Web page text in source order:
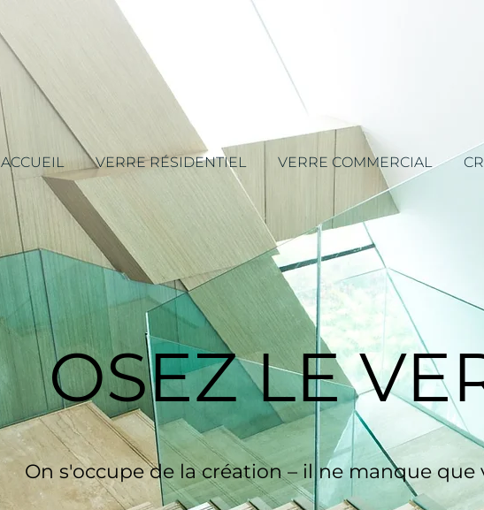
ACCUEIL VERRE RÉSIDENTIEL VERRE COMMERCIAL
OSEZ LE
On s'occupe de la création – il ne manque que